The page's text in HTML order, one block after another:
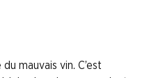
mauvais vin. C’est